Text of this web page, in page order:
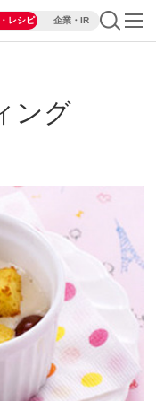
レシピ 企業・IR
ング